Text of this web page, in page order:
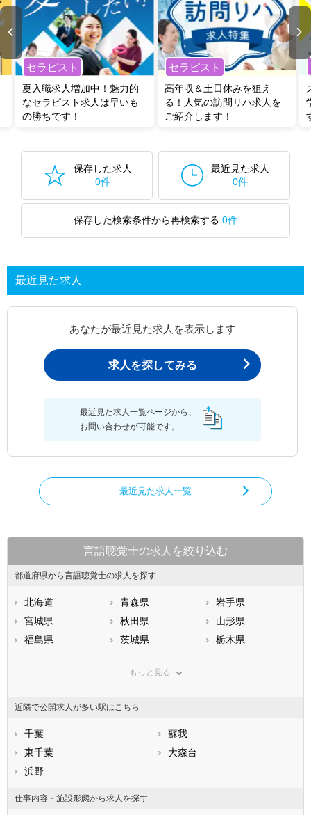
セラピスト
夏入職求人増加中！魅力的
なセラピスト求人は早いも
の勝ちです！
セラピスト
高年収＆土日休みを狙え
る！人気の訪問リハ求人を
ご紹介します！
保存した求人
0件
最近見た求人
0件
保存した検索条件から再検索する 0件
最近見た求人
あなたが最近見た求人を表示します
求人を探してみる
最近見た求人一覧ページから、
お問い合わせが可能です。
最近見た求人一覧
言語聴覚士の求人を絞り込む
都道府県から言語聴覚士の求人を探す
北海道 青森県
岩手県
宮城県
秋田県
山形県
福島県
茨城県
栃木県
神奈川県
石川県
福井県
静岡県
滋賀県
兵庫県
もっと見る
近隣で公開求人が多い駅はこちら
千葉
蘇我
東千葉
大森台
浜野
仕事内容・施設形態から求人を探す